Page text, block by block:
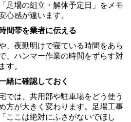
足場の組立・解体予定日」をメモ
心感が違います。
間帯を業者に伝える
、夜勤明けで寝ている時間をあら
、ハンマー作業の時間をずらす対
す。
緒に確認しておく
では、共用部や駐車場をどう使う
方が大きく変わります。足場工事
ここは絶対にふさがないでほし